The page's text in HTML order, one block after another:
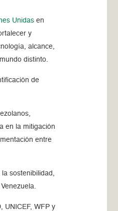
Unidas en
y
alcance,
distinto.
de
en la mitigación
entre
sostenibilidad,
UNICEF, WFP y